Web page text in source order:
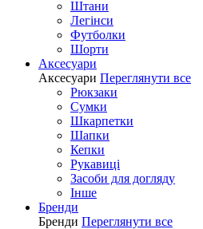
Штани
Легінси
Футболки
Шорти
Аксесуари
Аксесуари Переглянути все
Рюкзаки
Сумки
Шкарпетки
Шапки
Кепки
Рукавиці
Засоби для догляду
Інше
Бренди
Бренди Переглянути все